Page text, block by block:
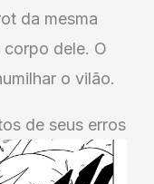
da mesma
dele. O
o vilão.
de seus erros